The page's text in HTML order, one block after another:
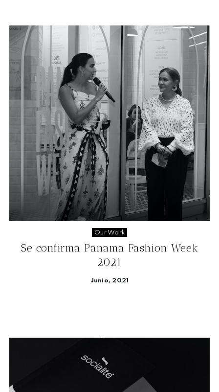
Our Work
Se confirma Panama Fashion Week
2021
Junio, 2021